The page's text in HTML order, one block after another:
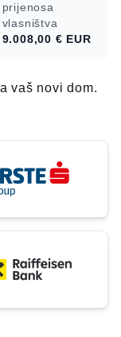
prijenosa
vlasništva
9.008,00 € EUR
vaš novi dom.